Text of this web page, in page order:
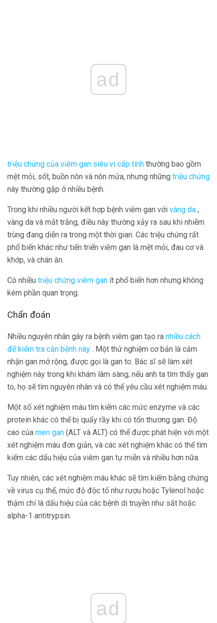
ad
triệu chứng của viêm gan siêu vi cấp tính thường bao gồm
mệt mỏi, sốt, buồn nôn và nôn mửa, nhưng những triệu chứng
này thường gặp ở nhiều bệnh.
Trong khi nhiều người kết hợp bệnh viêm gan với vàng da ,
vàng da và mắt trắng, điều này thường xảy ra sau khi nhiễm
trùng đang diễn ra trong một thời gian. Các triệu chứng rất
phổ biến khác như tiến triển viêm gan là mệt mỏi, đau cơ và
khớp, và chán ăn.
Có nhiều triệu chứng viêm gan ít phổ biến hơn nhưng không
kém phần quan trọng.
Chẩn đoán
Nhiều nguyên nhân gây ra bệnh viêm gan tạo ra nhiều cách
để kiểm tra căn bệnh này . Một thử nghiệm cơ bản là cảm
nhận gan mở rộng, được gọi là gan to. Bác sĩ sẽ làm xét
nghiệm này trong khi khám lâm sàng; nếu anh ta tìm thấy gan
to, họ sẽ tìm nguyên nhân và có thể yêu cầu xét nghiệm máu.
Một số xét nghiệm máu tìm kiếm các mức enzyme và các
protein khác có thể bị quấy rầy khi có tổn thương gan. Độ
cao của men gan (ALT và ALT) có thể được phát hiện với một
xét nghiệm máu đơn giản, và các xét nghiệm khác có thể tìm
kiếm các dấu hiệu của viêm gan tự miễn và nhiều hơn nữa.
Tuy nhiên, các xét nghiệm máu khác sẽ tìm kiếm bằng chứng
về virus cụ thể, mức độ độc tố như rượu hoặc Tylenol hoặc
thậm chí là dấu hiệu của các bệnh di truyền như sắt hoặc
alpha-1 antitrypsin.
ad